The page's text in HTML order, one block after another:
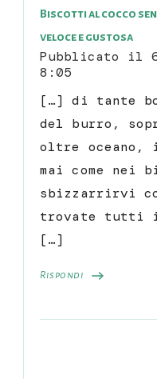
Biscotti al cocco
veloce e gustosa
Pubblicato il
8:05
Rispondi
[…] di tante
del burro,
oltre oceano, i
mai come nei
sbizzarrirvi
trovate tutti
[…]